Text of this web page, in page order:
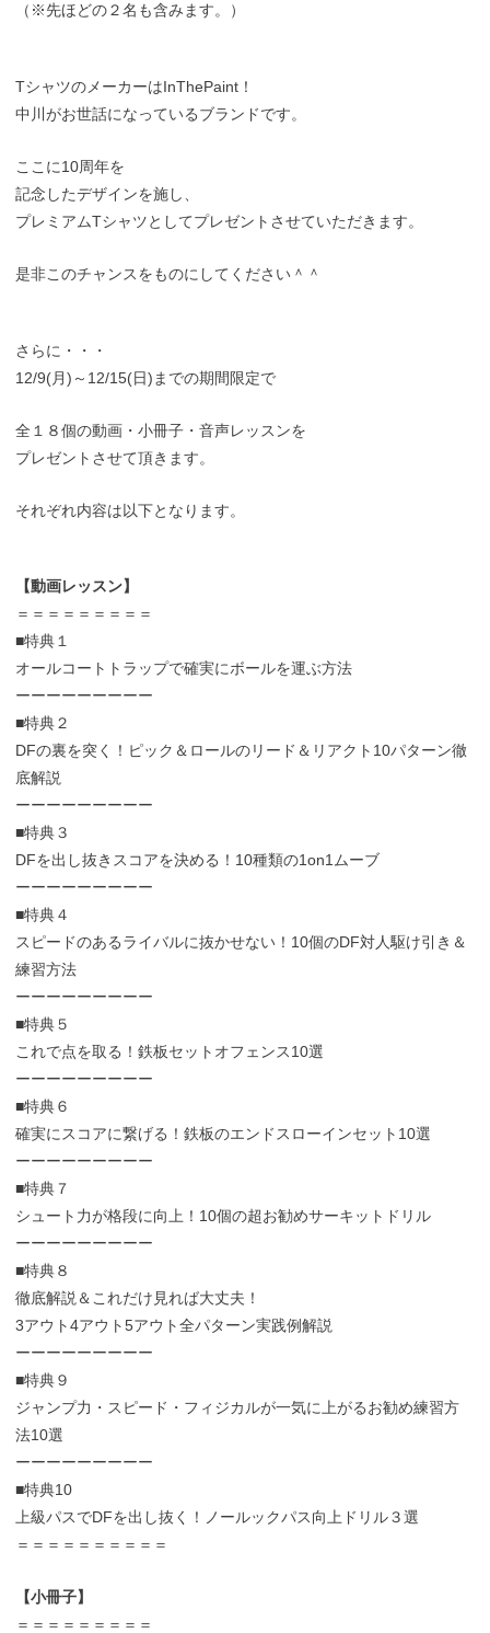
（※先ほどの２名も含みます。）
TシャツのメーカーはInThePaint！
中川がお世話になっているブランドです。
ここに10周年を
記念したデザインを施し、
プレミアムTシャツとしてプレゼントさせていただきます。
是非このチャンスをものにしてください＾＾
さらに・・・
12/9(月)～12/15(日)までの期間限定で
全１８個の動画・小冊子・音声レッスンを
プレゼントさせて頂きます。
それぞれ内容は以下となります。
【動画レッスン】
＝＝＝＝＝＝＝＝＝
■特典１
オールコートトラップで確実にボールを運ぶ方法
ーーーーーーーーー
■特典２
DFの裏を突く！ピック＆ロールのリード＆リアクト10パターン徹
底解説
ーーーーーーーーー
■特典３
DFを出し抜きスコアを決める！10種類の1on1ムーブ
ーーーーーーーーー
■特典４
スピードのあるライバルに抜かせない！10個のDF対人駆け引き＆
練習方法
ーーーーーーーーー
■特典５
これで点を取る！鉄板セットオフェンス10選
ーーーーーーーーー
■特典６
確実にスコアに繋げる！鉄板のエンドスローインセット10選
ーーーーーーーーー
■特典７
シュート力が格段に向上！10個の超お勧めサーキットドリル
ーーーーーーーーー
■特典８
徹底解説＆これだけ見れば大丈夫！
3アウト4アウト5アウト全パターン実践例解説
ーーーーーーーーー
■特典９
ジャンプ力・スピード・フィジカルが一気に上がるお勧め練習方
法10選
ーーーーーーーーー
■特典10
上級パスでDFを出し抜く！ノールックパス向上ドリル３選
＝＝＝＝＝＝＝＝＝＝
【小冊子】
＝＝＝＝＝＝＝＝＝